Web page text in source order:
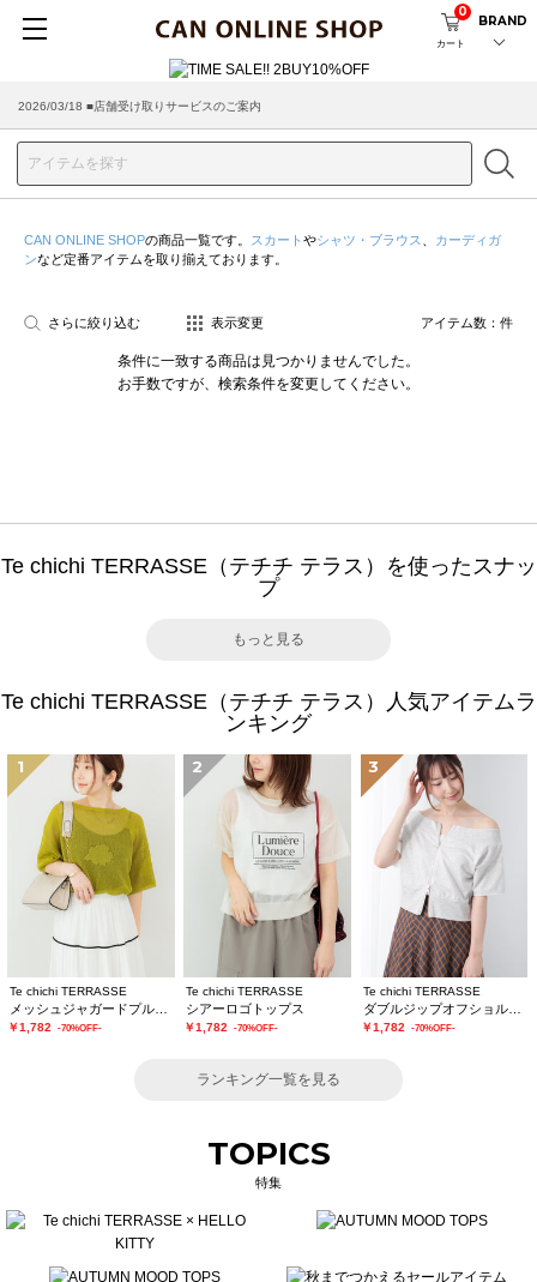
カート
0
BRAND
2026/03/18 ■店舗受け取りサービスのご案内
CAN ONLINE SHOPの商品一覧です。 スカート やシャツ・ブラウス
カーディガ
ンなど定番アイテムを取り揃えております。
さらに絞り込む 表示変更 アイテム数： 件
条件に一致する商品は見つかりませんでした。
お手数ですが、検索条件を変更してください。
Te chichi TERRASSE（テチチ テラス）を使ったスナッ
プ
もっと見る
Te chichi TERRASSE（テチチ テラス）人気アイテムラ
ンキング
1
Te chichi TERRASSE
￥1,782 -70%OFF-
2
Te chichi TERRASSE
シアーロゴトップス
￥1,782 -70%OFF-
3
Te chichi TERRASSE
ダブルジップオフショルカットトップス
￥1,782 -70%OFF-
ランキング一覧を見る
TOPICS
特集